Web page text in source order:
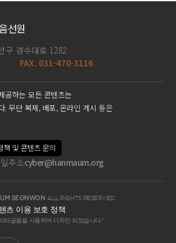
선원
구 경수대로 1282
FAX. 031-470-3116
공하는 모든 콘텐츠는
. 무단 복제, 배포, 온라인 게시 등은
책 및 콘텐츠 문의
주소cyber@hanmaum.org
SEONWON . ALL RIGHTS RESERVED.
츠 이용 보호 정책
따글꼴을 사용하여 디자인 되었습니다."